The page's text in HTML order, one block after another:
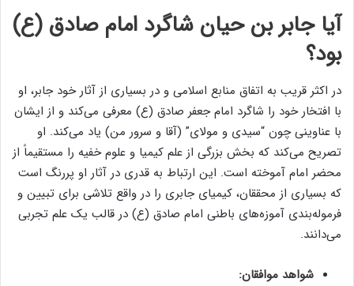
آیا جابر بن حیان شاگرد امام صادق (ع)
بود؟
در اکثر قریب به اتفاق منابع اسلامی و در بسیاری از آثار خود جابر، او
با افتخار خود را شاگرد امام جعفر صادق (ع) معرفی می‌کند و از ایشان
با عناوینی چون “سیدی و مولای” (آقا و سرور من) یاد می‌کند. او
تصریح می‌کند که بخش بزرگی از علم کیمیا و علوم خفیه را مستقیماً از
محضر امام آموخته است. این ارتباط به قدری در آثار او پررنگ است
که بسیاری از محققان، کیمیای جابری را در واقع تلاشی برای تبیین و
فرموله‌بندی آموزه‌های باطنی امام صادق (ع) در قالب یک علم تجربی
می‌دانند.
شواهد موافقان: